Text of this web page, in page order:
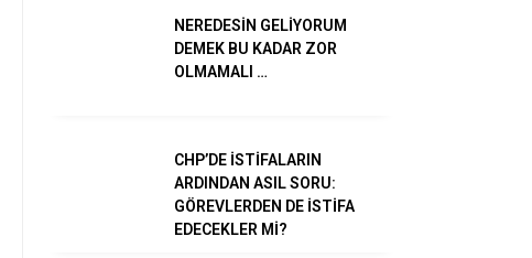
NEREDESİN GELİYORUM
DEMEK BU KADAR ZOR
OLMAMALI …
CHP’DE İSTİFALARIN
ARDINDAN ASIL SORU:
GÖREVLERDEN DE İSTİFA
EDECEKLER Mİ?